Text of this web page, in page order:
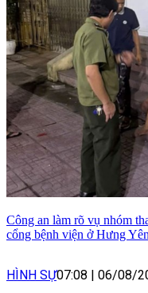
Công an làm rõ vụ nhóm
cổng bệnh viện ở Hưng Yên
HÌNH SỰ07:08 06/08/